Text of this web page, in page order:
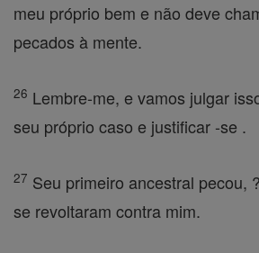
meu próprio bem e não deve
pecados à mente.
26 Lembre-me, e vamos julgar
seu próprio caso e justificar -se .
27 Seu primeiro ancestral pecou,
se revoltaram contra mim.